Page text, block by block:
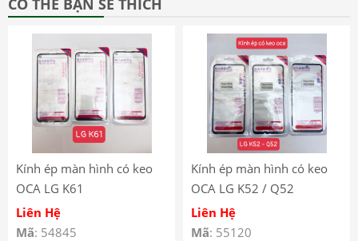
Kính ép màn hình có keo
OCA LG K61
Liên Hệ
Mã: 54845
Kính ép màn hình có keo
OCA LG K52 / Q52
Liên Hệ
Mã: 55120